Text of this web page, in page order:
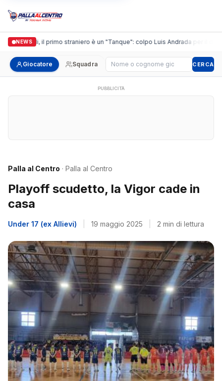
NEWS
Casalguidi, il primo straniero è un "Tanque": colpo Luis Andrada per il
Giocatore Squadra Cerca giocatore CERCA
PUBBLICITÀ
Palla al Centro · Palla al Centro
Playoff scudetto, la Vigor cade in
casa
Under 17 (ex Allievi) 19 maggio 2025 2 min di lettura